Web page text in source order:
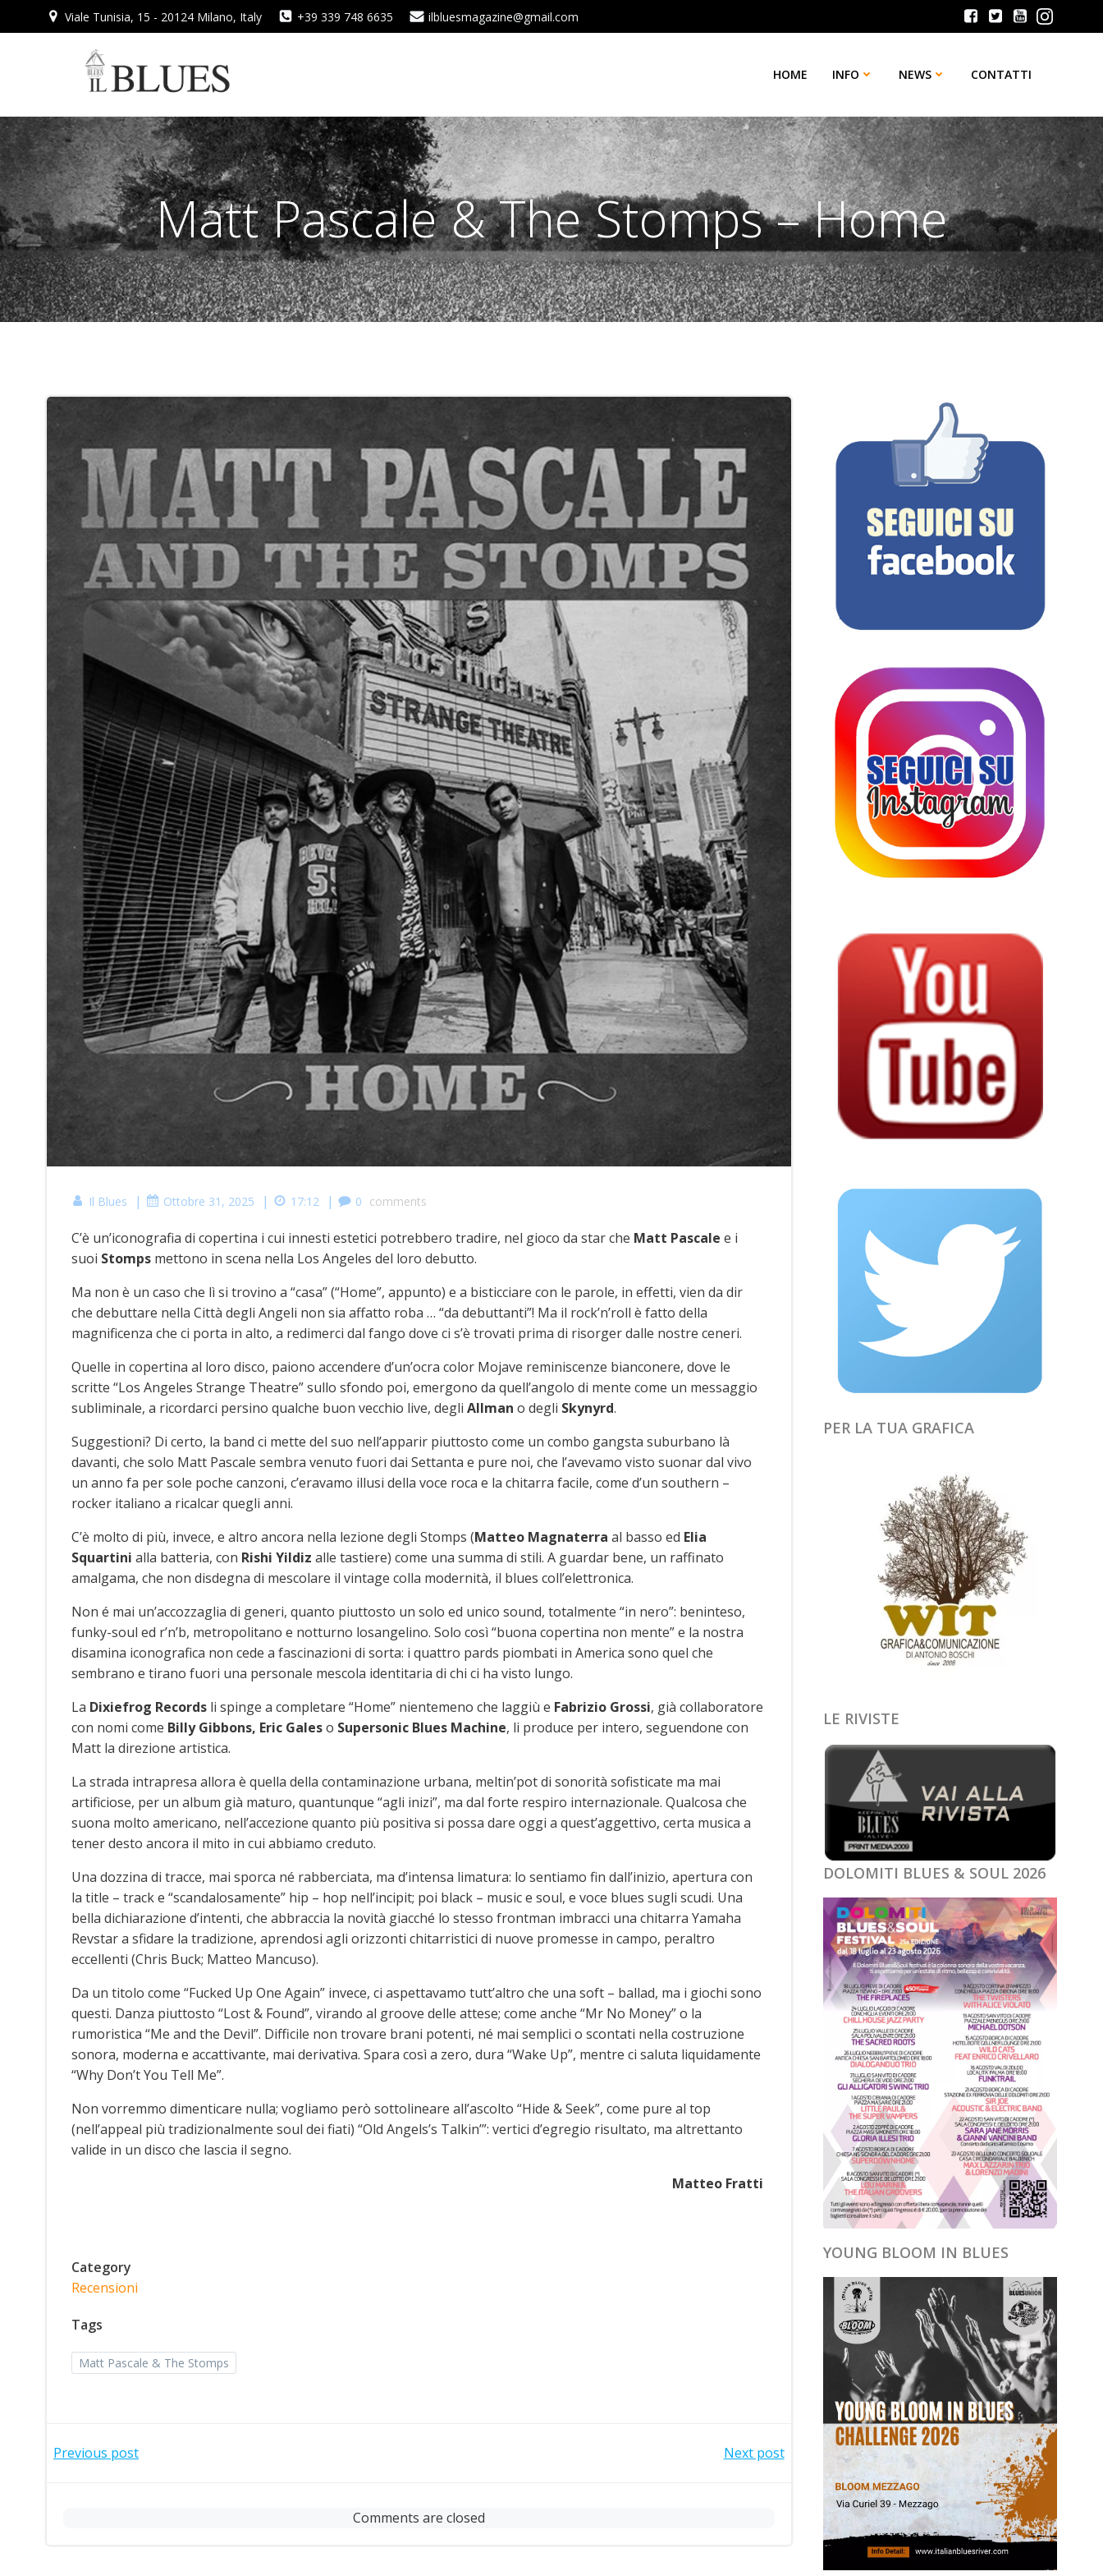
al
Viale Tunisia, 15 - 20124 Milano, Italy +39 339 748 6635 ilbluesmagazine@gmail.com
HOME INFO NEWS CONTATTI
Matt Pascale & The Stomps – Home
Il Blues | Ottobre 31, 2025 | 17:12 | 0 comments
C’è un’iconografia di copertina i cui innesti estetici potrebbero tradire, nel gioco da star che Matt Pascale e i
suoi Stomps mettono in scena nella Los Angeles del loro debutto.
Ma non è un caso che lì si trovino a “casa” (“Home”, appunto) e a bisticciare con le parole, in effetti, vien da dir
che debuttare nella Città degli Angeli non sia affatto roba … “da debuttanti”! Ma il rock’n’roll è fatto della
magnificenza che ci porta in alto, a redimerci dal fango dove ci s’è trovati prima di risorger dalle nostre ceneri.
Quelle in copertina al loro disco, paiono accendere d’un’ocra color Mojave reminiscenze bianconere, dove le
scritte “Los Angeles Strange Theatre” sullo sfondo poi, emergono da quell’angolo di mente come un messaggio
subliminale, a ricordarci persino qualche buon vecchio live, degli Allman o degli Skynyrd.
Suggestioni? Di certo, la band ci mette del suo nell’apparir piuttosto come un combo gangsta suburbano là
davanti, che solo Matt Pascale sembra venuto fuori dai Settanta e pure noi, che l’avevamo visto suonar dal vivo
un anno fa per sole poche canzoni, c’eravamo illusi della voce roca e la chitarra facile, come d’un southern –
rocker italiano a ricalcar quegli anni.
C’è molto di più, invece, e altro ancora nella lezione degli Stomps (Matteo Magnaterra al basso ed Elia
Squartini alla batteria, con Rishi Yildiz alle tastiere) come una summa di stili. A guardar bene, un raffinato
amalgama, che non disdegna di mescolare il vintage colla modernità, il blues coll’elettronica.
Non é mai un’accozzaglia di generi, quanto piuttosto un solo ed unico sound, totalmente “in nero”: beninteso,
funky-soul ed r’n’b, metropolitano e notturno losangelino. Solo così “buona copertina non mente” e la nostra
disamina iconografica non cede a fascinazioni di sorta: i quattro pards piombati in America sono quel che
sembrano e tirano fuori una personale mescola identitaria di chi ci ha visto lungo.
La Dixiefrog Records li spinge a completare “Home” nientemeno che laggiù e Fabrizio Grossi, già collaboratore
con nomi come Billy Gibbons, Eric Galeso Supersonic Blues Machine, li produce per intero, seguendone con
Matt la direzione artistica.
La strada intrapresa allora è quella della contaminazione urbana, meltin’pot di sonorità sofisticate ma mai
artificiose, per un album già maturo, quantunque “agli inizi”, ma dal forte respiro internazionale. Qualcosa che
suona molto americano, nell’accezione quanto più positiva si possa dare oggi a quest’aggettivo, certa musica a
tener desto ancora il mito in cui abbiamo creduto.
Una dozzina di tracce, mai sporca né rabberciata, ma d’intensa limatura: lo sentiamo fin dall’inizio, apertura con
la title – track e “scandalosamente” hip – hop nell’incipit; poi black – music e soul, e voce blues sugli scudi. Una
bella dichiarazione d’intenti, che abbraccia la novità giacché lo stesso frontman imbracci una chitarra Yamaha
Revstar a sfidare la tradizione, aprendosi agli orizzonti chitarristici di nuove promesse in campo, peraltro
eccellenti (Chris Buck; Matteo Mancuso).
Da un titolo come “Fucked Up One Again” invece, ci aspettavamo tutt’altro che una soft – ballad, ma i giochi sono
questi. Danza piuttosto “Lost & Found”, virando al groove delle attese; come anche “Mr No Money” o la
rumoristica “Me and the Devil”. Difficile non trovare brani potenti, né mai semplici o scontati nella costruzione
sonora, moderna e accattivante, mai derivativa. Spara così a zero, dura “Wake Up”, mentre ci saluta liquidamente
“Why Don’t You Tell Me”.
Non vorremmo dimenticare nulla; vogliamo però sottolineare all’ascolto “Hide & Seek”, come pure al top
(nell’appeal più tradizionalmente soul dei fiati) “Old Angels’s Talkin’”: vertici d’egregio risultato, ma altrettanto
valide in un disco che lascia il segno.
Matteo Fratti
Category
Recensioni
Tags
Matt Pascale & The Stomps
Post
Previous post
navigation
Next post
Comments are closed
PER LA TUA GRAFICA
LE RIVISTE
DOLOMITI BLUES & SOUL 2026
YOUNG BLOOM IN BLUES